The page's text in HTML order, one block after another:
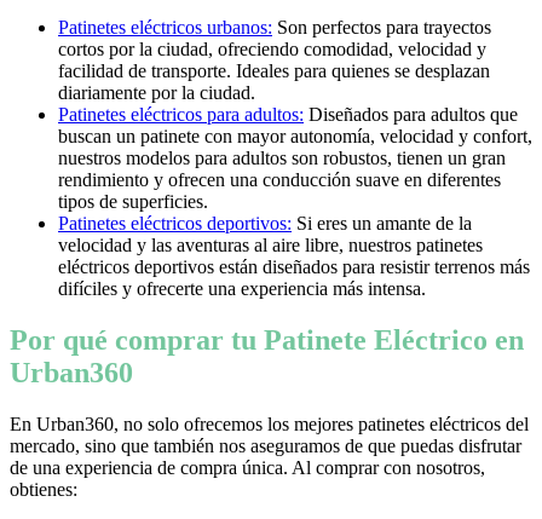
Patinetes eléctricos urbanos: Son perfectos para trayectos
cortos por la ciudad, ofreciendo comodidad, velocidad y
facilidad de transporte. Ideales para quienes se desplazan
diariamente por la ciudad.
Patinetes eléctricos para adultos: Diseñados para adultos que
buscan un patinete con mayor autonomía, velocidad y confort,
nuestros modelos para adultos son robustos, tienen un gran
rendimiento y ofrecen una conducción suave en diferentes
tipos de superficies.
Patinetes eléctricos deportivos: Si eres un amante de la
velocidad y las aventuras al aire libre, nuestros patinetes
eléctricos deportivos están diseñados para resistir terrenos más
difíciles y ofrecerte una experiencia más intensa.
Por qué comprar tu Patinete Eléctrico en
Urban360
En Urban360, no solo ofrecemos los mejores patinetes eléctricos del
mercado, sino que también nos aseguramos de que puedas disfrutar
de una experiencia de compra única. Al comprar con nosotros,
obtienes: